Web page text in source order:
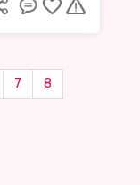
7
8